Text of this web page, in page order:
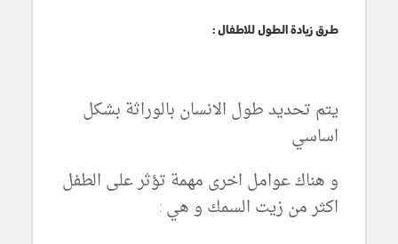
طرق زيادة الطول للاطفال :
يتم تحديد طول الانسان بالوراثة بشكل
اساسي
و هناك عوامل اخرى مهمة تؤثر على الطفل
اكثر من زيت السمك و هي :